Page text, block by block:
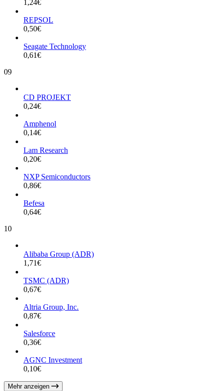
1,24€
REPSOL
0,50€
Seagate Technology
0,61€
09
CD PROJEKT
0,24€
Amphenol
0,14€
Lam Research
0,20€
NXP Semiconductors
0,86€
Befesa
0,64€
10
Alibaba Group (ADR)
1,71€
TSMC (ADR)
0,67€
Altria Group, Inc.
0,87€
Salesforce
0,36€
AGNC Investment
0,10€
Mehr anzeigen